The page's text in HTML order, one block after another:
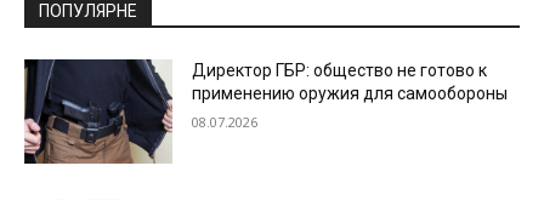
ПОПУЛЯРНЕ
Директор ГБР: общество не готово к
применению оружия для самообороны
08.07.2026